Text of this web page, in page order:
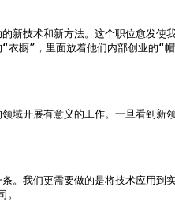
新技术和新方法。这个职位愈发使
衣橱”，里面放着他们内部创业的“
域开展有意义的工作。一旦看到新
。我们更需要做的是将技术应用到
。